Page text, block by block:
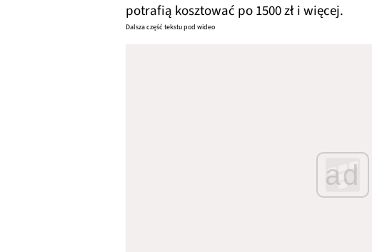
potrafią kosztować po 1500 zł i więcej.
Dalsza część tekstu pod wideo
ad